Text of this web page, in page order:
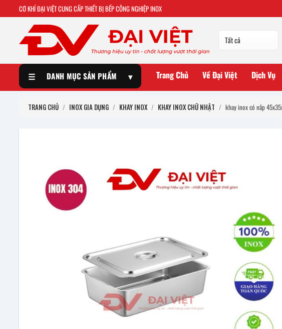
CƠ KHÍ ĐẠI VIỆT CUNG CẤP THIẾT BỊ BẾP CÔNG NGHIỆP INOX
☰ DANH MỤC SẢN PHẨM ▾ Trang Chủ Về Đại Việt Dịch Vụ
TRANG CHỦ / INOX GIA DỤNG / KHAY INOX / KHAY INOX CHỮ NHẬT / khay inox có nắp